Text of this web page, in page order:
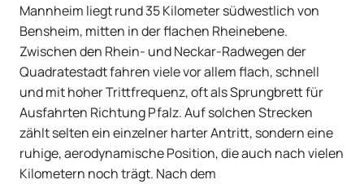
Mannheim liegt rund 35 Kilometer südwestlich von
Bensheim, mitten in der flachen Rheinebene.
Zwischen den Rhein- und Neckar-Radwegen der
Quadratestadt fahren viele vor allem flach, schnell
und mit hoher Trittfrequenz, oft als Sprungbrett für
Ausfahrten Richtung Pfalz. Auf solchen Strecken
zählt selten ein einzelner harter Antritt, sondern eine
ruhige, aerodynamische Position, die auch nach vielen
Kilometern noch trägt. Nach dem